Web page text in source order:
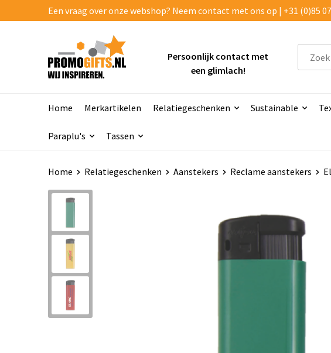
Een vraag over onze webshop? Neem contact met ons op | +31 (0)85
Persoonlijk contact met
een glimlach!
Home Merkartikelen Relatiegeschenken Sustainable
Paraplu's Tassen
Home Relatiegeschenken Aanstekers Reclame aanstekers